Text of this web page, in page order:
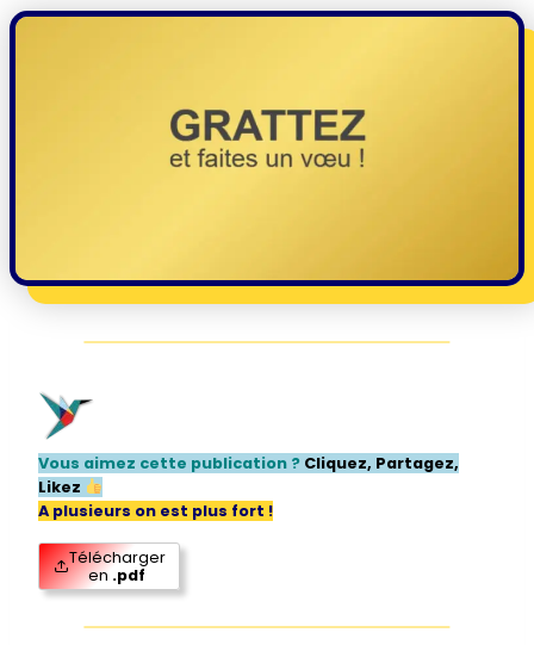
Vous aimez cette publication ? Cliquez, Partagez,
Likez
A plusieurs on est plus fort !
Télécharger
en .pdf